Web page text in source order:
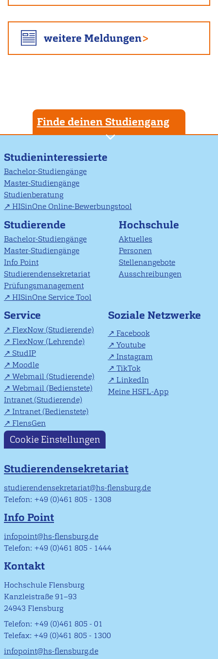
weitere Meldungen
Finde deinen Studiengang
Studieninteressierte
Bachelor-Studiengänge
Master-Studiengänge
Studienberatung
HISinOne Online-Bewerbungstool
Studierende
Bachelor-Studiengänge
Master-Studiengänge
Info Point
Studierendensekretariat
Prüfungsmanagement
HISinOne Service Tool
Hochschule
Aktuelles
Personen
Stellenangebote
Ausschreibungen
Service
FlexNow (Studierende)
FlexNow (Lehrende)
StudIP
Moodle
Webmail (Studierende)
Webmail (Bedienstete)
Intranet (Studierende)
Intranet (Bedienstete)
FlensGen
Soziale Netzwerke
Facebook
Youtube
Instagram
TikTok
LinkedIn
Meine HSFL-App
Cookie Einstellungen
Studierendensekretariat
studierendensekretariat@hs-flensburg.de
Telefon: +49 (0)461 805 - 1308
Info Point
infopoint@hs-flensburg.de
Telefon: +49 (0)461 805 - 1444
Kontakt
Hochschule Flensburg
Kanzleistraße 91–93
24943 Flensburg
Telefon: +49 (0)461 805 - 01
Telefax: +49 (0)461 805 - 1300
infopoint@hs-flensburg.de